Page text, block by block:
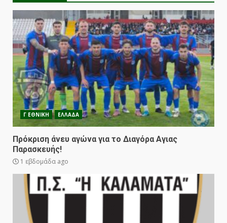
Γ ΕΘΝΙΚΗ ΕΛΛΑΔΑ
Πρόκριση άνευ αγώνα για το Διαγόρα Αγιας
Παρασκευής!
1 εβδομάδα ago